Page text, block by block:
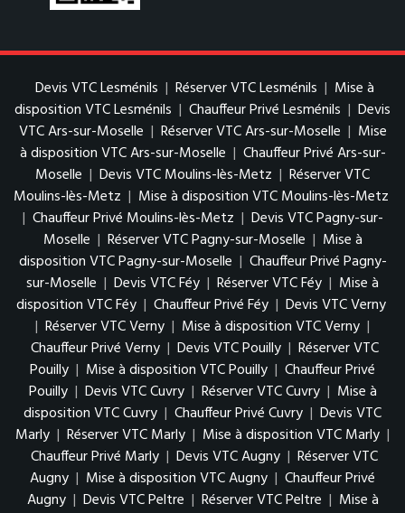
Devis VTC Lesménils | Réserver VTC Lesménils | Mise à
disposition VTC Lesménils | Chauffeur Privé Lesménils | Devis
VTC Ars-sur-Moselle | Réserver VTC Ars-sur-Moselle | Mise
à disposition VTC Ars-sur-Moselle | Chauffeur Privé Ars-sur-
Moselle | Devis VTC Moulins-lès-Metz | Réserver VTC
Moulins-lès-Metz | Mise à disposition VTC Moulins-lès-Metz
| Chauffeur Privé Moulins-lès-Metz | Devis VTC Pagny-sur-
Moselle | Réserver VTC Pagny-sur-Moselle | Mise à
disposition VTC Pagny-sur-Moselle | Chauffeur Privé Pagny-
sur-Moselle | Devis VTC Féy | Réserver VTC Féy | Mise à
disposition VTC Féy | Chauffeur Privé Féy | Devis VTC Verny
| Réserver VTC Verny | Mise à disposition VTC Verny |
Chauffeur Privé Verny | Devis VTC Pouilly | Réserver VTC
Pouilly | Mise à disposition VTC Pouilly | Chauffeur Privé
Pouilly | Devis VTC Cuvry | Réserver VTC Cuvry | Mise à
disposition VTC Cuvry | Chauffeur Privé Cuvry | Devis VTC
Marly | Réserver VTC Marly | Mise à disposition VTC Marly |
Chauffeur Privé Marly | Devis VTC Augny | Réserver VTC
Augny | Mise à disposition VTC Augny | Chauffeur Privé
Augny | Devis VTC Peltre | Réserver VTC Peltre | Mise à